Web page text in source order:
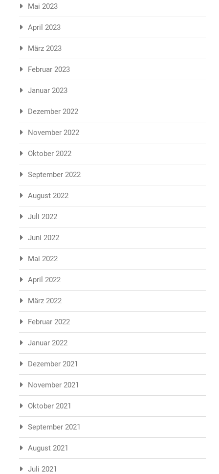
Mai 2023
April 2023
März 2023
Februar 2023
Januar 2023
Dezember 2022
November 2022
Oktober 2022
September 2022
August 2022
Juli 2022
Juni 2022
Mai 2022
April 2022
März 2022
Februar 2022
Januar 2022
Dezember 2021
November 2021
Oktober 2021
September 2021
August 2021
Juli 2021